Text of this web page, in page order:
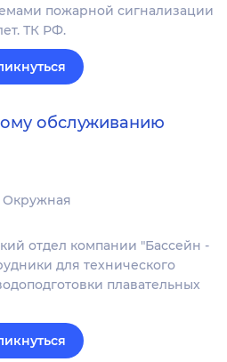
пожарной сигнализации
ТК РФ.
обслуживанию
Окружная
отдел компании "Бассейн -
для технического
плавательных